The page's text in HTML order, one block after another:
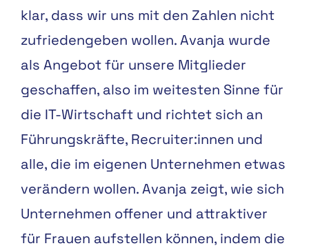
klar, dass wir uns mit den Zahlen nicht
zufriedengeben wollen. Avanja wurde
als Angebot für unsere Mitglieder
geschaffen, also im weitesten Sinne für
die IT-Wirtschaft und richtet sich an
Führungskräfte, Recruiter:innen und
alle, die im eigenen Unternehmen etwas
verändern wollen. Avanja zeigt, wie sich
Unternehmen offener und attraktiver
für Frauen aufstellen können, indem die